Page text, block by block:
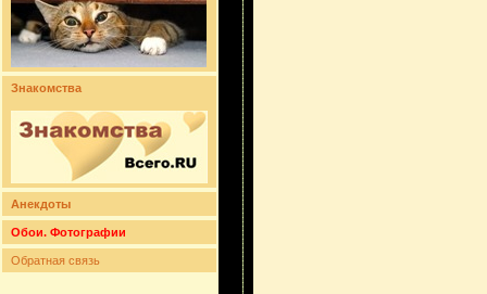
Знакомства
Анекдоты
Обои. Фотографии
Обратная связь